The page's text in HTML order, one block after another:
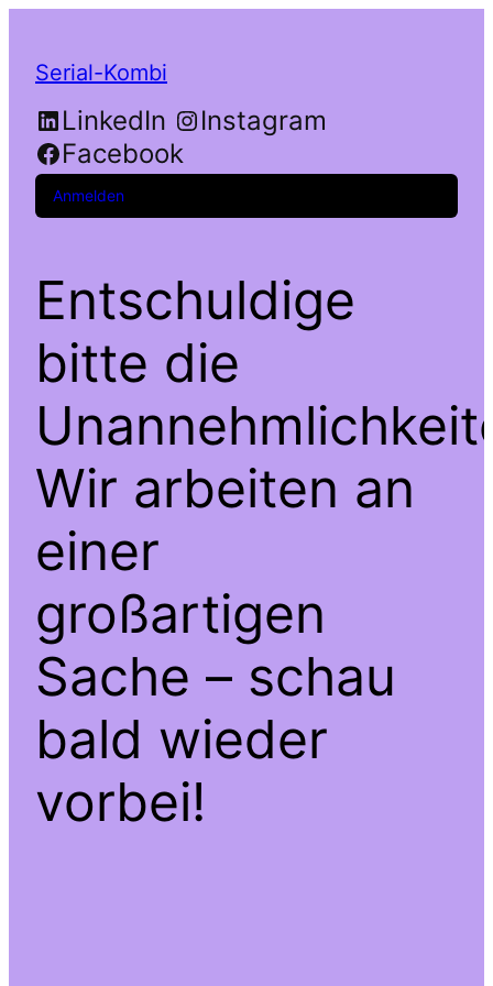
Serial-Kombi
LinkedIn
Instagram
Facebook
Anmelden
Entschuldige
bitte die
Wir arbeiten an
einer
großartigen
Sache – schau
bald wieder
vorbei!